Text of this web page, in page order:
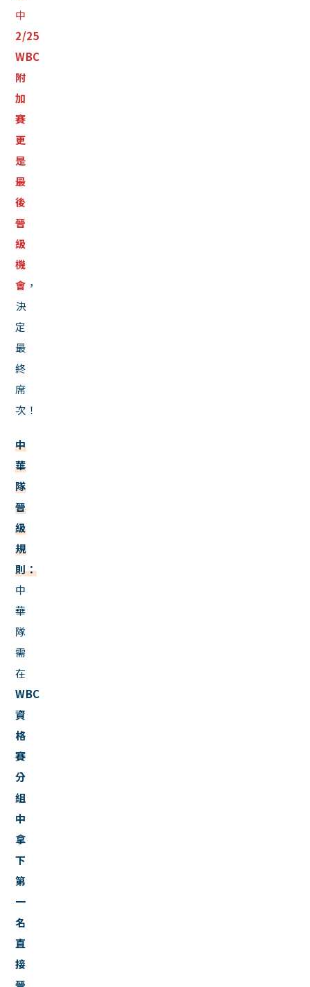
中
2/25
WBC
附
加
賽
更
是
最
後
晉
級
機
會 ，
決
定
最
終
席
次！
中
華
隊
晉
級
規
則：
中
華
隊
需
在
WBC
資
格
賽
分
組
中
拿
下
第
一
名
直
接